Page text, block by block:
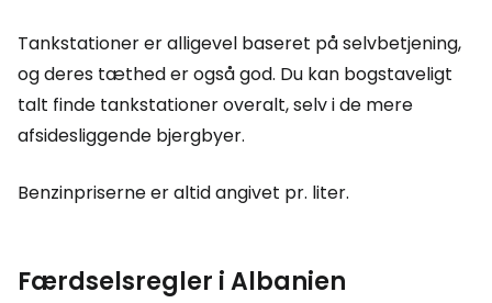
Tankstationer er alligevel baseret på selvbetjening,
og deres tæthed er også god. Du kan bogstaveligt
talt finde tankstationer overalt, selv i de mere
afsidesliggende bjergbyer.
Benzinpriserne er altid angivet pr. liter.
Færdselsregler i Albanien